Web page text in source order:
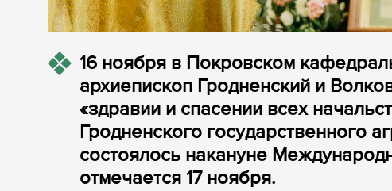
16 ноября в Покровском
архиепископ Гродненский и
«здравии и спасении всех
Гродненского государственного
состоялось накануне
отмечается 17 ноября.